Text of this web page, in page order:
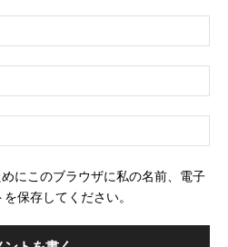
前
メ
ー
ェ
にこのブラウザに私の名前、電子
保存してください。